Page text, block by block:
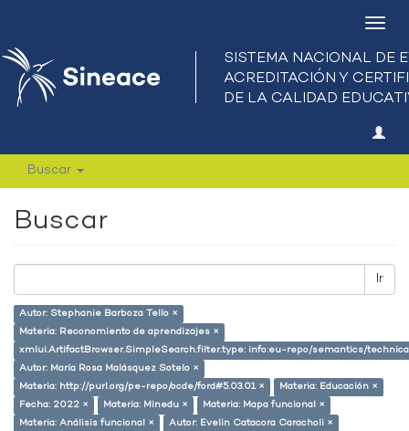
Buscar
Buscar
Ir
Autor: Stephanie Barboza Tello ×
Materia: Reconomiento de aprendizajes ×
xmlui.ArtifactBrowser.SimpleSearch.filter.type: info:eu-repo/semantics/
Autor: María Rosa Malásquez Sotelo ×
Materia: http://purl.org/pe-repo/ocde/ford#5.03.01 ×
Materia: Educación ×
Fecha: 2022 ×
Materia: Minedu ×
Materia: Mapa funcional ×
Materia: Análisis funcional ×
Autor: Evelin Catacora Caracholi ×